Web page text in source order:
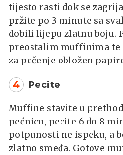
tijesto rasti dok se
pržite po 3 minute sa
dobili lijepu zlatnu boju.
preostalim muffinima te
za pečenje obložen
4 Pecite
Muffine stavite u
pećnicu, pecite 6 do 8
potpunosti ne ispeku, a
zlatno smeđa. Gotove